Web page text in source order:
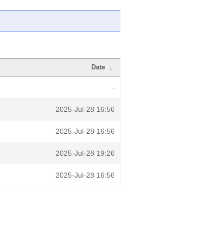
Date ↓
-
2025-Jul-28 16:56
2025-Jul-28 16:56
2025-Jul-28 19:26
2025-Jul-28 16:56